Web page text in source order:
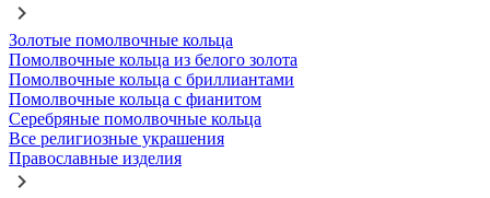
Золотые помолвочные кольца
Помолвочные кольца из белого золота
Помолвочные кольца с бриллиантами
Помолвочные кольца с фианитом
Серебряные помолвочные кольца
Все религиозные украшения
Православные изделия